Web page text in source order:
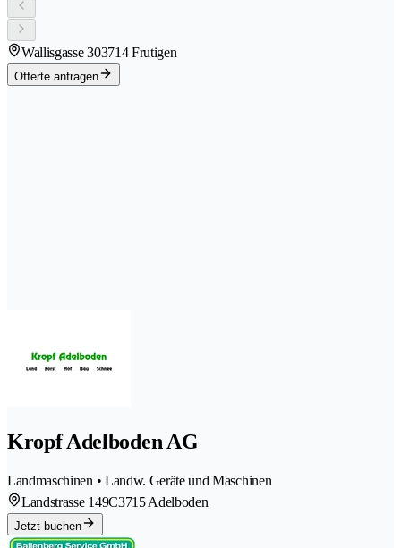
Wallisgasse 303714 Frutigen
Offerte anfragen
Kropf Adelboden AG
Landmaschinen • Landw. Geräte und Maschinen
Landstrasse 149C3715 Adelboden
Jetzt buchen